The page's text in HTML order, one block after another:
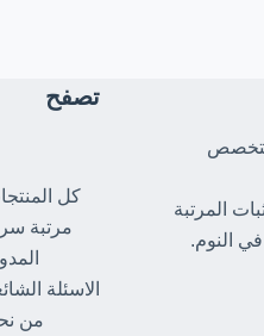
متخصص
المرتبة
النوم.
تصفح
كل
مرتبة
الاسئلة
من